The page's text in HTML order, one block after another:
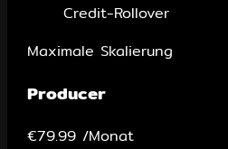
Credit-Rollover
Maximale Skalierung
Producer
€79.99 /Monat